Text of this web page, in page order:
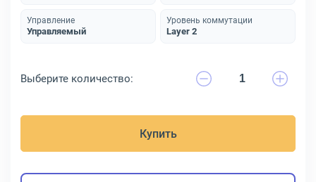
Управление
Управляемый
Уровень коммутации
Layer 2
Выберите количество:
Купить